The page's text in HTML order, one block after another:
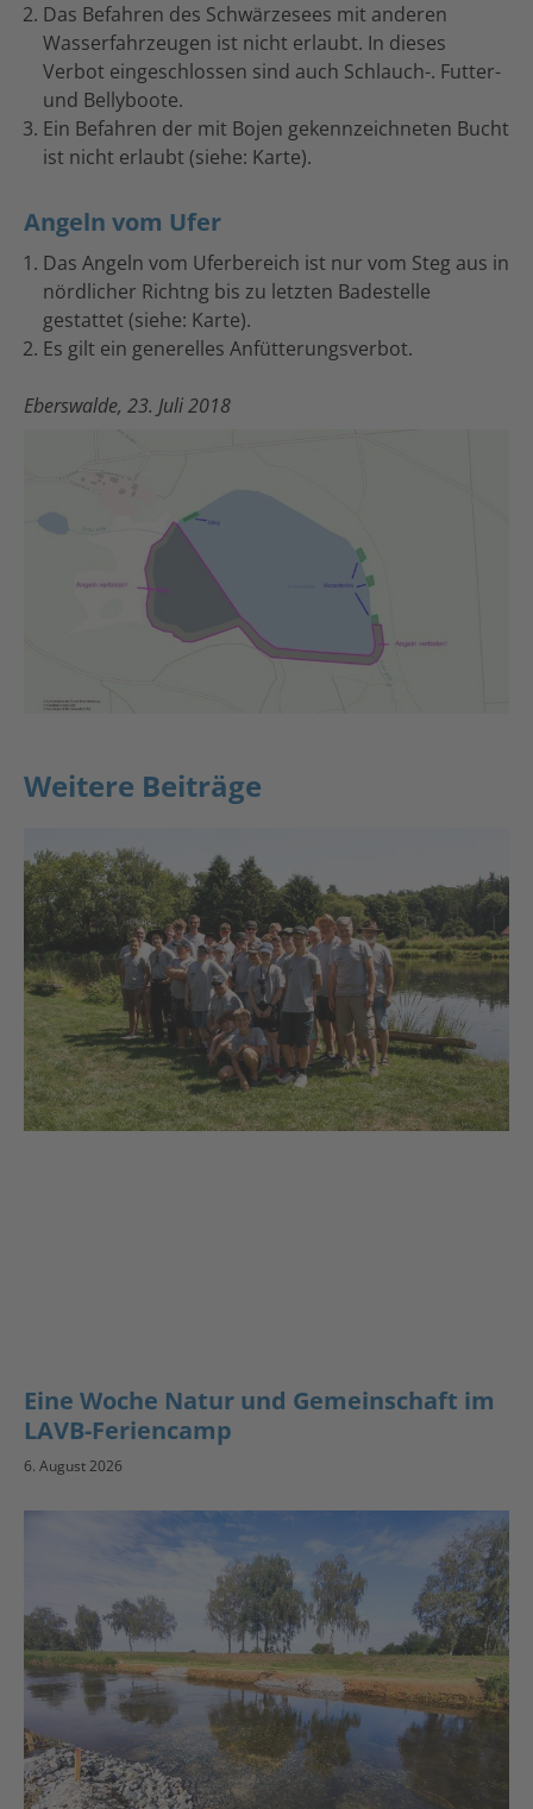
Das Befahren des Schwärzesees mit anderen
Wasserfahrzeugen ist nicht erlaubt. In dieses
Verbot eingeschlossen sind auch Schlauch-. Futter-
und Bellyboote.
Ein Befahren der mit Bojen gekennzeichneten Bucht
ist nicht erlaubt (siehe: Karte).
Angeln vom Ufer
Das Angeln vom Uferbereich ist nur vom Steg aus in
nördlicher Richtng bis zu letzten Badestelle
gestattet (siehe: Karte).
Es gilt ein generelles Anfütterungsverbot.
Eberswalde, 23. Juli 2018
Weitere Beiträge
Eine Woche Natur und Gemeinschaft im
LAVB-Feriencamp
6. August 2026